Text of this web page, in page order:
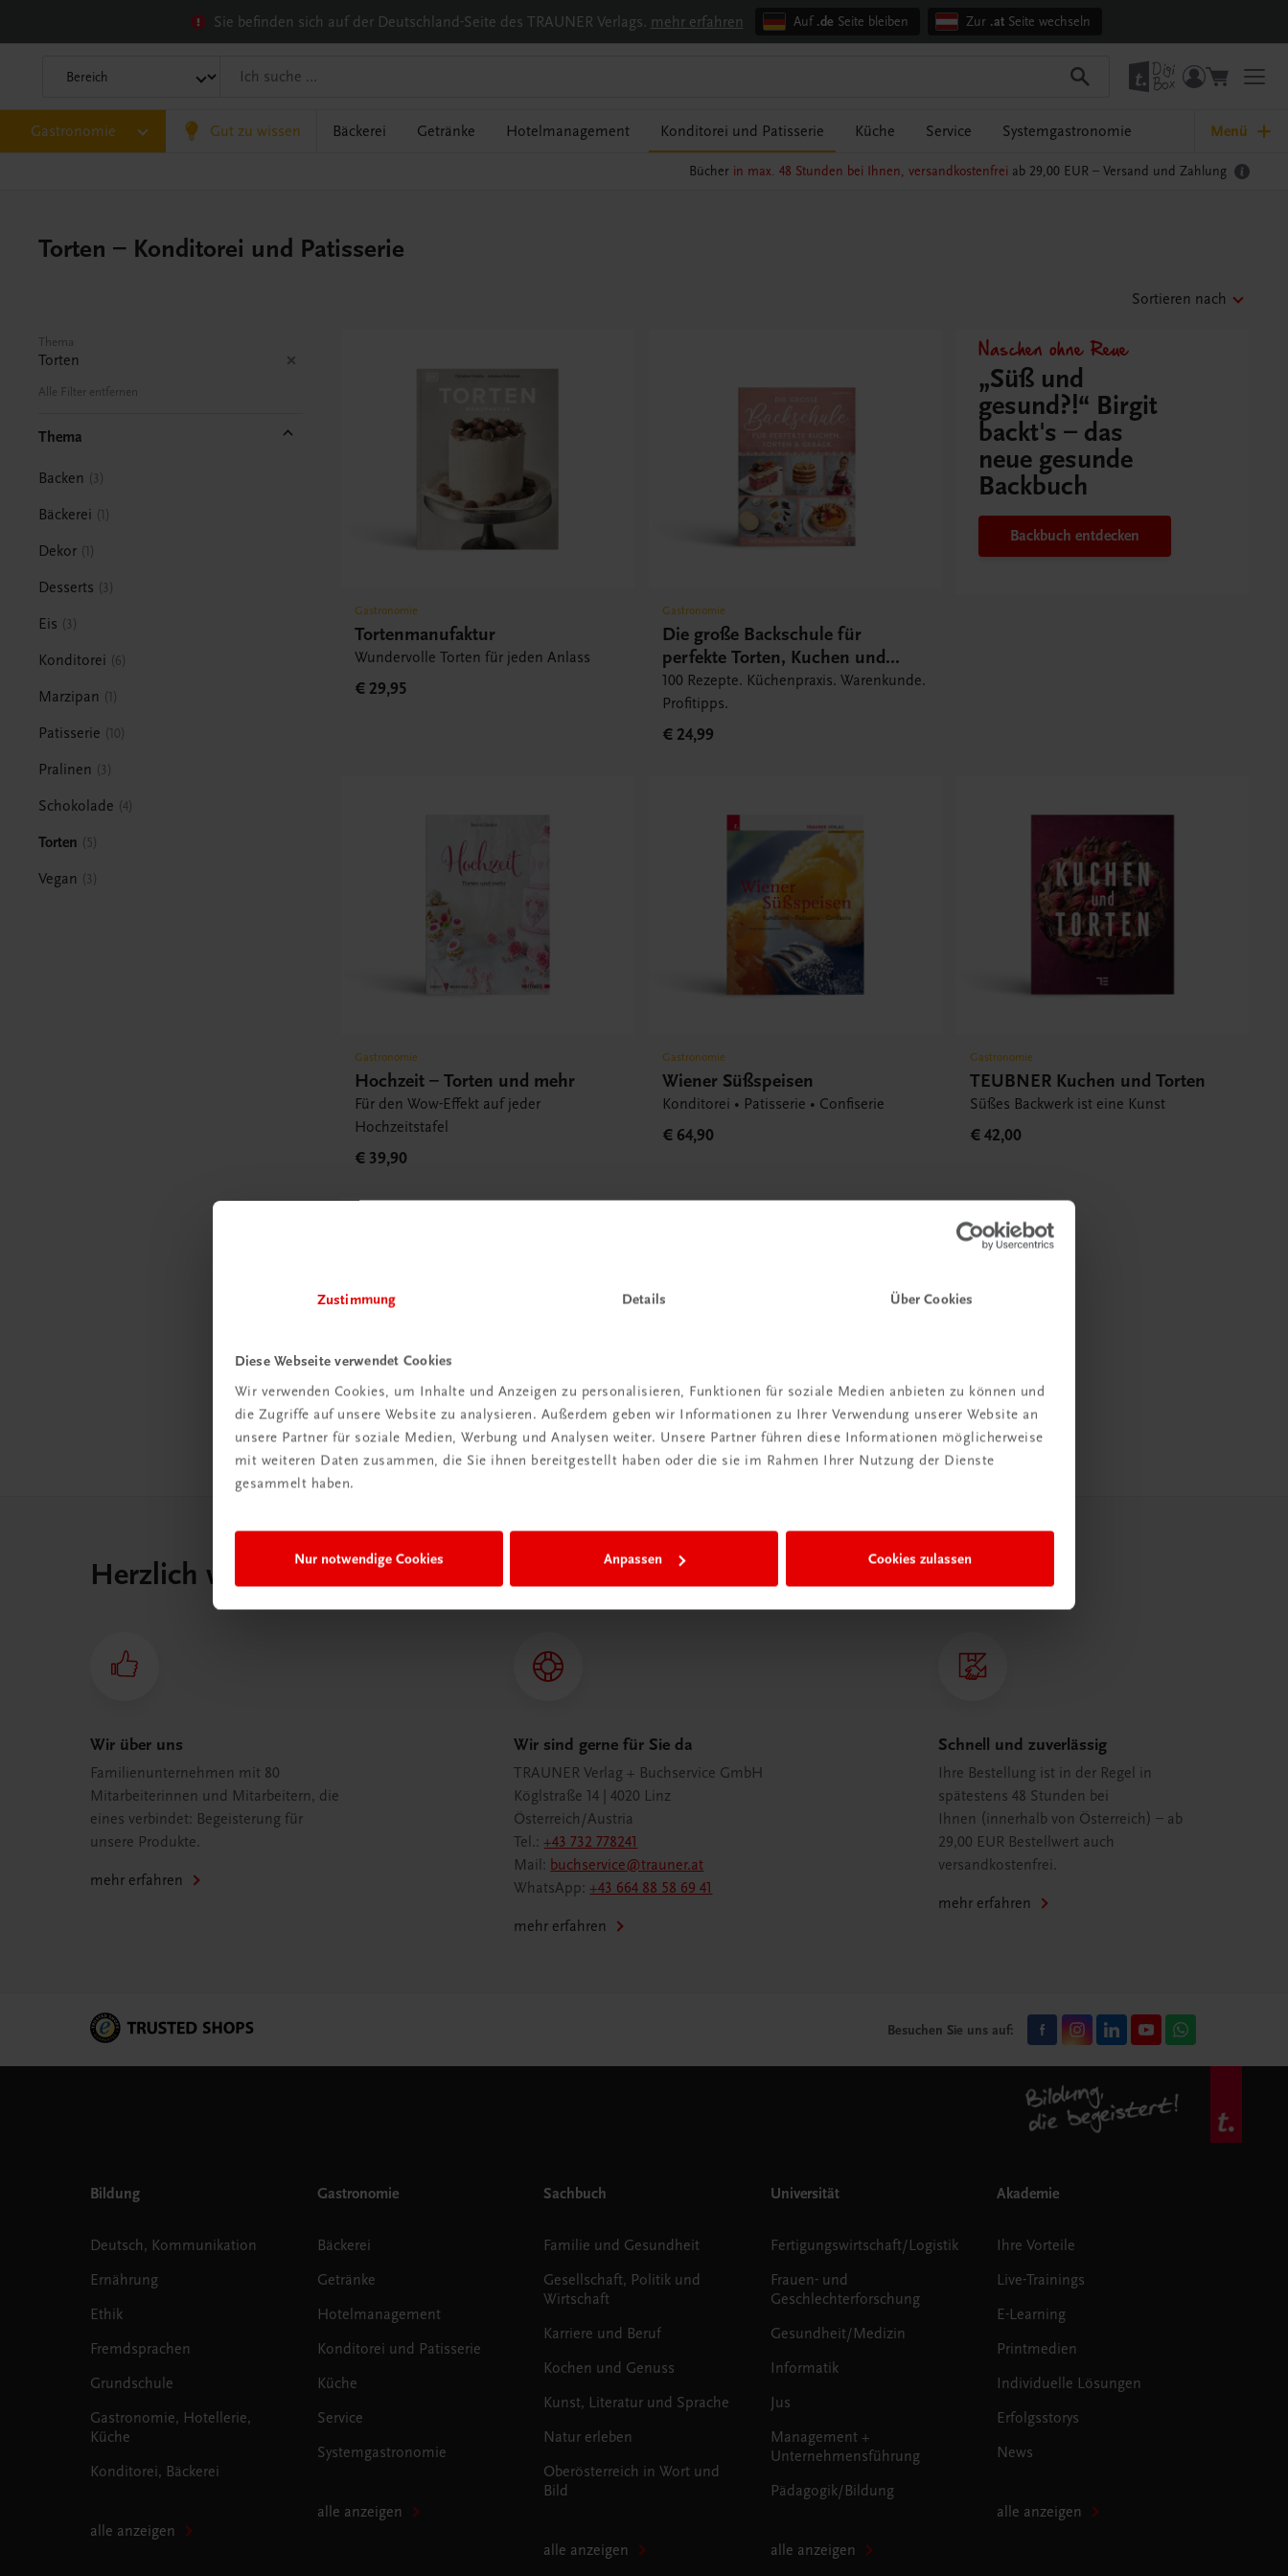
Zustimmung Details Über Cookies
Diese Webseite verwendet Cookies
Wir verwenden Cookies, um Inhalte und Anzeigen zu personalisieren, Funktionen für soziale Medien anbieten zu können und
die Zugriffe auf unsere Website zu analysieren. Außerdem geben wir Informationen zu Ihrer Verwendung unserer Website an
unsere Partner für soziale Medien, Werbung und Analysen weiter. Unsere Partner führen diese Informationen möglicherweise
mit weiteren Daten zusammen, die Sie ihnen bereitgestellt haben oder die sie im Rahmen Ihrer Nutzung der Dienste
gesammelt haben.
Nur notwendige Cookies Anpassen Cookies zulassen
Sie befinden sich auf der Deutschland-Seite des TRAUNER Verlags. mehr erfahren Auf .de Seite bleiben Zur .atSeite wechseln
Gastronomie Gut zu wissen Bäckerei Getränke Hotelmanagement Konditorei und Patisserie Küche Service Systemgastronomie Menü
Bücher in max. 48 Stunden bei Ihnen, versandkostenfrei ab 29,00 EUR – Versand und Zahlung
Torten – Konditorei und Patisserie
Sortieren nach
Thema
Torten
Alle Filter entfernen
Thema
Backen 3
Bäckerei 1
Dekor 1
Desserts 3
Eis 3
Konditorei 6
Marzipan 1
Patisserie 10
Pralinen 3
Schokolade 4
Torten 5
Vegan 3
Gastronomie
Tortenmanufaktur
Wundervolle Torten für jeden Anlass
€ 29,95
Gastronomie
Die große Backschule für
perfekte Torten, Kuchen und
Gebäck
100 Rezepte. Küchenpraxis. Warenkunde.
Profitipps.
€ 24,99
Naschen ohne Reue
„Süß und
gesund?!“ Birgit
backt's – das
neue gesunde
Backbuch
Backbuch entdecken
Gastronomie
Hochzeit – Torten und mehr
Für den Wow-Effekt auf jeder
Hochzeitstafel
€ 39,90
Gastronomie
Wiener Süßspeisen
Konditorei • Patisserie • Confiserie
€ 64,90
Gastronomie
TEUBNER Kuchen und Torten
Süßes Backwerk ist eine Kunst
€ 42,00
abonnieren &
sparen
Jetzt anmelden
Herzlich willkommen bei TRAUNER!
Wir über uns
Familienunternehmen mit 80
Mitarbeiterinnen und Mitarbeitern, die
eines verbindet: Begeisterung für
unsere Produkte.
mehr erfahren
Wir sind gerne für Sie da
TRAUNER Verlag + Buchservice GmbH
Köglstraße 14 | 4020 Linz
Österreich/Austria
Tel.:+43 732 778241
Mail: buchservice@trauner.at
WhatsApp:+43 664 88 58 69 41
mehr erfahren
Schnell und zuverlässig
Ihre Bestellung ist in der Regel in
spätestens 48 Stunden bei
Ihnen (innerhalb von Österreich) – ab
29,00 EUR Bestellwert auch
versandkostenfrei.
mehr erfahren
Besuchen Sie uns auf:
Bildung
Deutsch, Kommunikation
Ernährung
Ethik
Fremdsprachen
Grundschule
Gastronomie, Hotellerie,
Küche
Konditorei, Bäckerei
alle anzeigen
Gastronomie
Bäckerei
Getränke
Hotelmanagement
Konditorei und Patisserie
Küche
Service
Systemgastronomie
alle anzeigen
Sachbuch
Familie und Gesundheit
Gesellschaft, Politik und
Wirtschaft
Karriere und Beruf
Kochen und Genuss
Kunst, Literatur und Sprache
Natur erleben
Oberösterreich in Wort und
Bild
alle anzeigen
Universität
Fertigungswirtschaft/Logistik
Frauen- und
Geschlechterforschung
Gesundheit/Medizin
Informatik
Jus
Management +
Unternehmensführung
Pädagogik/Bildung
alle anzeigen
Akademie
Ihre Vorteile
Live-Trainings
E-Learning
Printmedien
Individuelle Lösungen
Erfolgsstorys
News
alle anzeigen